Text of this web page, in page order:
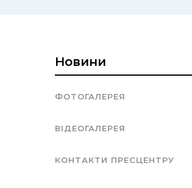
Новини
ФОТОГАЛЕРЕЯ
ВІДЕОГАЛЕРЕЯ
КОНТАКТИ ПРЕСЦЕНТРУ